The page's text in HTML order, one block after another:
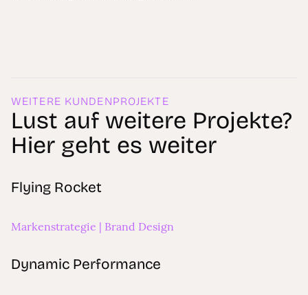
WEITERE KUNDENPROJEKTE
Lust auf weitere Projekte?
Hier geht es weiter
Flying Rocket
Markenstrategie | Brand Design
Dynamic Performance